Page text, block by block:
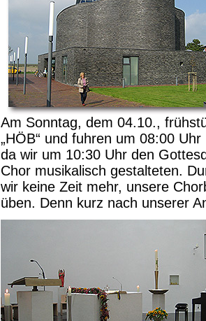
Am Sonntag, dem 04.10.,
„HÖB“ und fuhren um 08:00
da wir um 10:30 Uhr den
Chor musikalisch gestalteten.
wir keine Zeit mehr, unsere
üben. Denn kurz nach unserer